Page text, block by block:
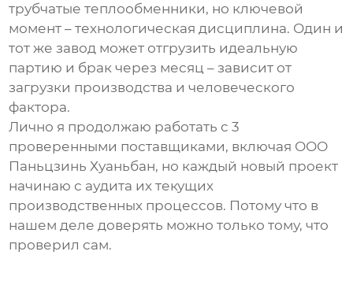
трубчатые теплообменники, но ключевой
момент – технологическая дисциплина. Один и
тот же завод может отгрузить идеальную
партию и брак через месяц – зависит от
загрузки производства и человеческого
фактора.
Лично я продолжаю работать с 3
проверенными поставщиками, включая ООО
Паньцзинь Хуаньбан, но каждый новый проект
начинаю с аудита их текущих
производственных процессов. Потому что в
нашем деле доверять можно только тому, что
проверил сам.